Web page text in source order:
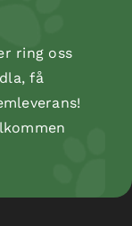
ring oss
få